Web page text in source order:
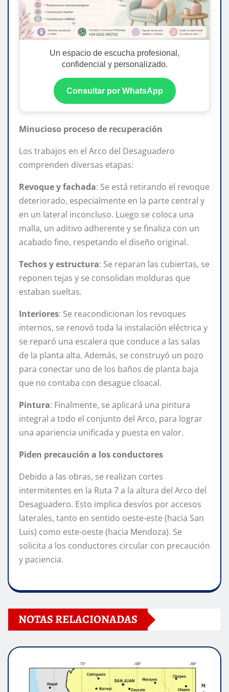
Un espacio de escucha profesional,
confidencial y personalizado.
Consultar por WhatsApp
Minucioso proceso de recuperación
Los trabajos en el Arco del Desaguadero
comprenden diversas etapas:
Revoque y fachada: Se está retirando el revoque
deteriorado, especialmente en la parte central y
en un lateral inconcluso. Luego se coloca una
malla, un aditivo adherente y se finaliza con un
acabado fino, respetando el diseño original.
Techos y estructura: Se reparan las cubiertas, se
reponen tejas y se consolidan molduras que
estaban sueltas.
Interiores: Se reacondicionan los revoques
internos, se renovó toda la instalación eléctrica y
se reparó una escalera que conduce a las salas
de la planta alta. Además, se construyó un pozo
para conectar uno de los baños de planta baja
que no contaba con desagüe cloacal.
Pintura: Finalmente, se aplicará una pintura
integral a todo el conjunto del Arco, para lograr
una apariencia unificada y puesta en valor.
Piden precaución a los conductores
Debido a las obras, se realizan cortes
intermitentes en la Ruta 7 a la altura del Arco del
Desaguadero. Esto implica desvíos por accesos
laterales, tanto en sentido oeste-este (hacia San
Luis) como este-oeste (hacia Mendoza). Se
solicita a los conductores circular con precaución
y paciencia.
NOTAS RELACIONADAS